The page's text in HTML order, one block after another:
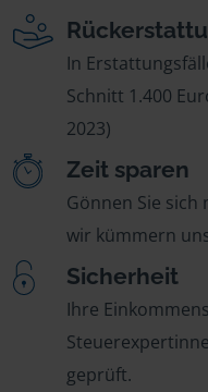
In
Schnitt 1.400
2023)
Zeit sparen
Gönnen Sie sich
wir kümmern
Sicherheit
Ihre
geprüft.